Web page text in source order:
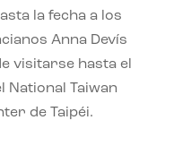
la fecha a los
Anna Devís
visitarse hasta el
National Taiwan
de Taipéi.